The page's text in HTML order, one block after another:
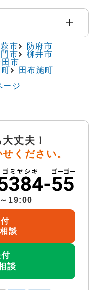
萩市
防府市
市
柳井市
田市
町
田布施町
ージ
丈夫！
ください。
19:00
談
談